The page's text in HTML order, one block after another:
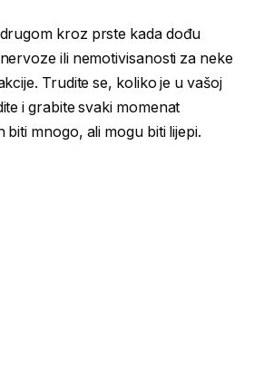
kroz prste kada dođu
ili nemotivisanosti za neke
Trudite se, koliko je u vašoj
i grabite svaki momenat
biti mnogo, ali mogu biti lijepi.